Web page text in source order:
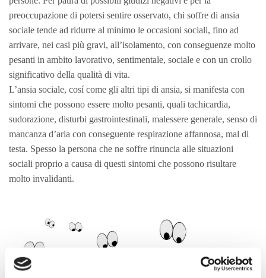
preoccupazione di potersi sentire osservato, chi soffre di ansia
sociale tende ad ridurre al minimo le occasioni sociali, fino ad
arrivare, nei casi più gravi, all’isolamento, con conseguenze molto
pesanti in ambito lavorativo, sentimentale, sociale e con un crollo
significativo della qualità di vita.
L’ansia sociale, cosí come gli altri tipi di ansia, si manifesta con
sintomi che possono essere molto pesanti, quali tachicardia,
sudorazione, disturbi gastrointestinali, malessere generale, senso di
mancanza d’aria con conseguente respirazione affannosa, mal di
testa. Spesso la persona che ne soffre rinuncia alle situazioni
sociali proprio a causa di questi sintomi che possono risultare
molto invalidanti.